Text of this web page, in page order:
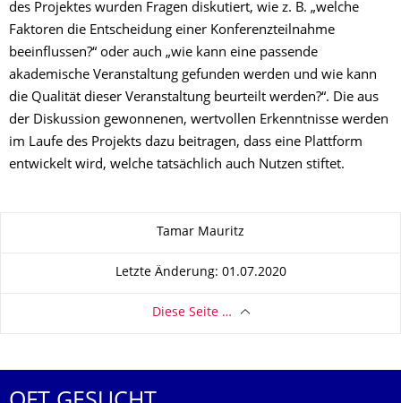
des Projektes wurden Fragen diskutiert, wie z. B. „welche
Faktoren die Entscheidung einer Konferenzteilnahme
beeinflussen?“ oder auch „wie kann eine passende
akademische Veranstaltung gefunden werden und wie kann
die Qualität dieser Veranstaltung beurteilt werden?“. Die aus
der Diskussion gewonnenen, wertvollen Erkenntnisse werden
im Laufe des Projekts dazu beitragen, dass eine Plattform
entwickelt wird, welche tatsächlich auch Nutzen stiftet.
Tamar Mauritz
Letzte Änderung: 01.07.2020
Diese Seite …